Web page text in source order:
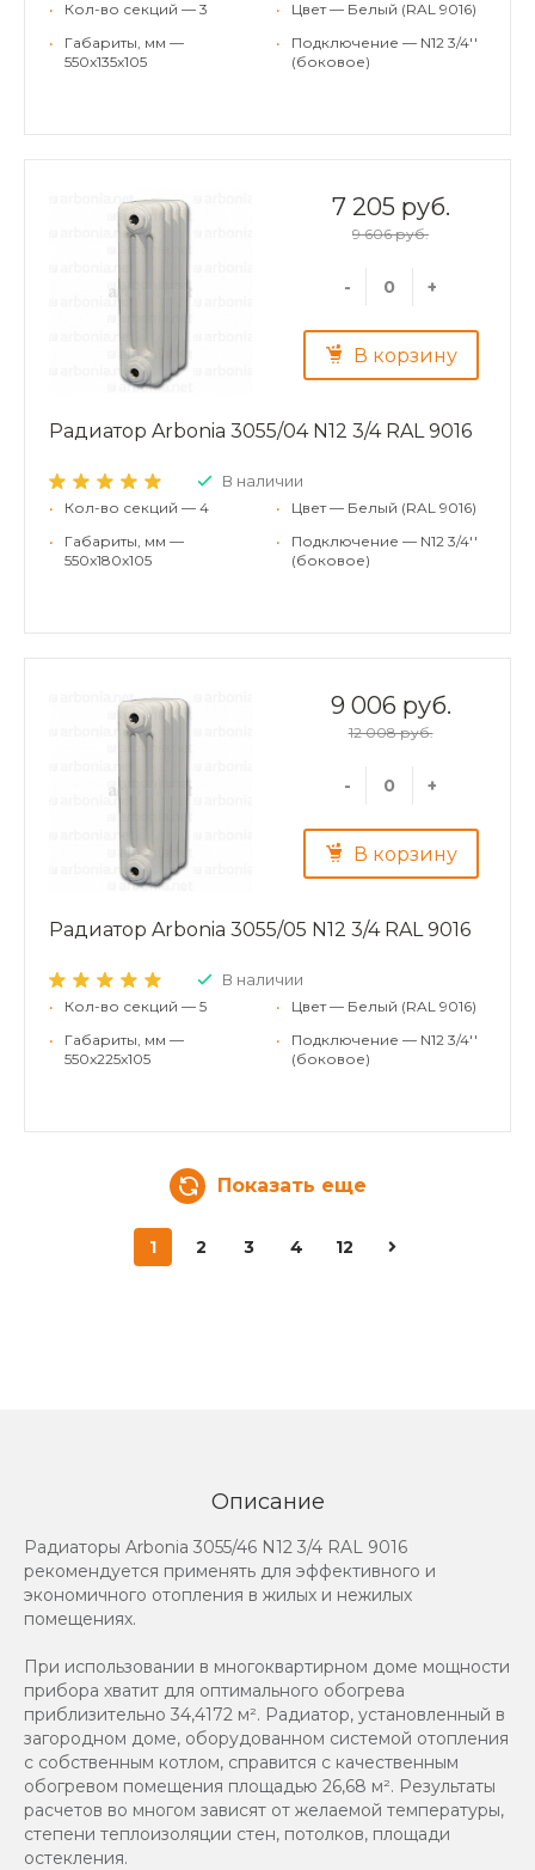
•
Кол-во секций — 3
•
Габариты, мм —
550x135x105
•
Цвет — Белый (RAL 9016)
•
Подключение — N12 3/4''
(боковое)
7 205 руб.
9 606 руб.
- +
В корзину
Радиатор Arbonia 3055/04 N12 3/4 RAL 9016
В наличии
•
Кол-во секций — 4
•
Габариты, мм —
550x180x105
•
Цвет — Белый (RAL 9016)
•
Подключение — N12 3/4''
(боковое)
9 006 руб.
12 008 руб.
- +
В корзину
Радиатор Arbonia 3055/05 N12 3/4 RAL 9016
В наличии
•
Кол-во секций — 5
•
Габариты, мм —
550x225x105
•
Цвет — Белый (RAL 9016)
•
Подключение — N12 3/4''
(боковое)
Показать еще
1 2 3 4 12
Описание
Радиаторы Arbonia 3055/46 N12 3/4 RAL 9016
рекомендуется применять для эффективного и
экономичного отопления в жилых и нежилых
помещениях.
При использовании в многоквартирном доме мощности
прибора хватит для оптимального обогрева
приблизительно 34,4172 м². Радиатор, установленный в
загородном доме, оборудованном системой отопления
с собственным котлом, справится с качественным
обогревом помещения площадью 26,68 м². Результаты
расчетов во многом зависят от желаемой температуры,
степени теплоизоляции стен, потолков, площади
остекления.